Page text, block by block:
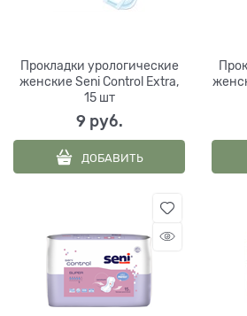
Прокладки урологические
женские Seni Control Extra,
15 шт
9 руб.
ДОБАВИТЬ